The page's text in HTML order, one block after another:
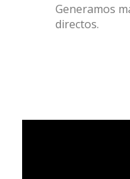
Generamos
directos.